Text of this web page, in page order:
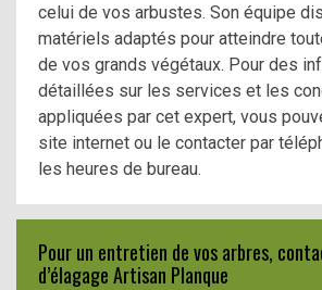
celui de vos arbustes. Son équipe
matériels adaptés pour atteindre
de vos grands végétaux. Pour des
détaillées sur les services et les
appliquées par cet expert, vous
site internet ou le contacter par
les heures de bureau.
Pour un entretien de vos arbres,
d’élagage Artisan Planque